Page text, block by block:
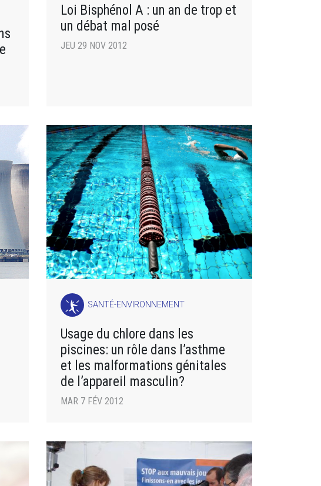
Loi Bisphénol A : un an de trop et
un débat mal posé
JEU 29 NOV 2012
SANTÉ-ENVIRONNEMENT
Usage du chlore dans les
piscines: un rôle dans l’asthme
et les malformations génitales
de l’appareil masculin?
MAR 7 FÉV 2012